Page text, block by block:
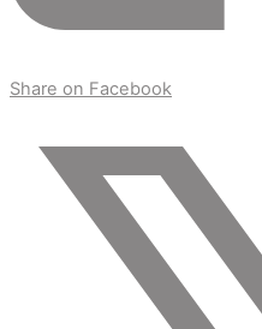
Share on Facebook